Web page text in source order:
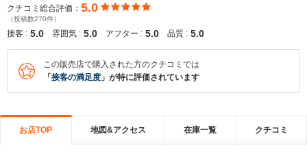
クチコミ総合評価： 5.0
（投稿数270件）
接客 : 5.0 雰囲気 : 5.0 アフター : 5.0 品質 : 5.0
この販売店で購入された方のクチコミでは
「 接客の満足度 」が特に評価されています
お店TOP 地図&アクセス 在庫一覧 クチコミ